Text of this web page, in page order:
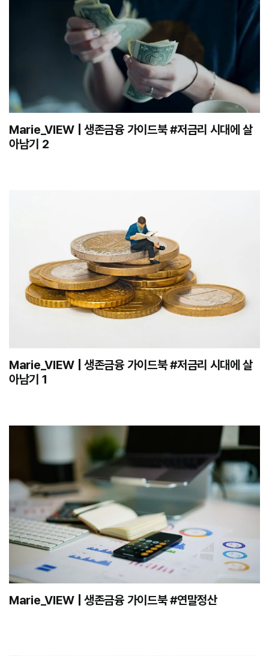
Marie_VIEW | 생존금융 가이드북 #저금리 시대에 살
아남기 2
Marie_VIEW | 생존금융 가이드북 #저금리 시대에 살
아남기 1
Marie_VIEW | 생존금융 가이드북 #연말정산